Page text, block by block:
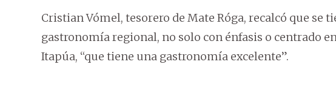
Cristian Vómel, tesorero de Mate Róga, recalcó que se
gastronomía regional, no solo con énfasis o centrado
Itapúa, “que tiene una gastronomía excelente”.